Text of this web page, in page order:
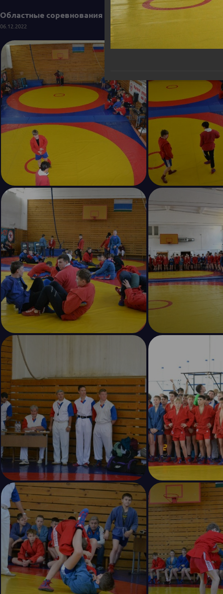
Областные соревнования по самбо среди юношей и
06.12.2022